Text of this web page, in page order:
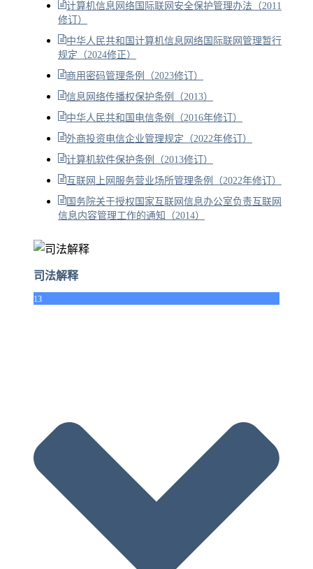
计算机信息网络国际联网安全保护管理办法（2011
修订）
中华人民共和国计算机信息网络国际联网管理暂行
规定（2024修正）
商用密码管理条例（2023修订）
信息网络传播权保护条例（2013）
中华人民共和国电信条例（2016年修订）
外商投资电信企业管理规定（2022年修订）
计算机软件保护条例（2013修订）
互联网上网服务营业场所管理条例（2022年修订）
国务院关于授权国家互联网信息办公室负责互联网
信息内容管理工作的通知（2014）
司法解释
13